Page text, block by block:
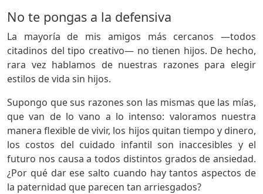
No te pongas a la defensiva
La mayoría de mis amigos más cercanos —todos
citadinos del tipo creativo— no tienen hijos. De hecho,
rara vez hablamos de nuestras razones para elegir
estilos de vida sin hijos.
Supongo que sus razones son las mismas que las mías,
que van de lo vano a lo intenso: valoramos nuestra
manera flexible de vivir, los hijos quitan tiempo y dinero,
los costos del cuidado infantil son inaccesibles y el
futuro nos causa a todos distintos grados de ansiedad.
¿Por qué dar ese salto cuando hay tantos aspectos de
la paternidad que parecen tan arriesgados?